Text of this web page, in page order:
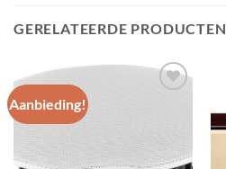
GERELATEERDE PRODUCTEN
Aanbieding!
Toevoegen
aan
wenslijst